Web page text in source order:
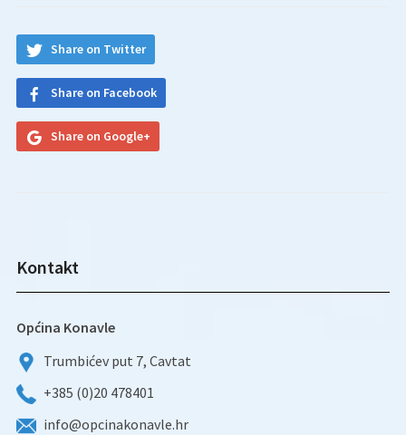
Share on Twitter
Share on Facebook
Share on Google+
Kontakt
Općina Konavle
Trumbićev put 7, Cavtat
+385 (0)20 478401
info@opcinakonavle.hr